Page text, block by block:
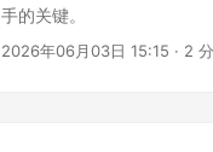
手的关键。
2026年06月03日 15:15 · 2